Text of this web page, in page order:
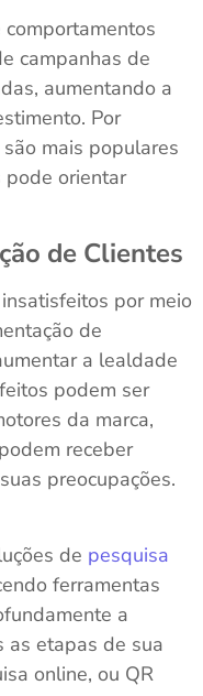
campanhas de
aumentando a
Por
mais populares
pode orientar
de Clientes
por meio
de
a lealdade
podem ser
da marca,
receber
preocupações.
de pesquisa
ferramentas
a
as etapas de sua
online, ou QR